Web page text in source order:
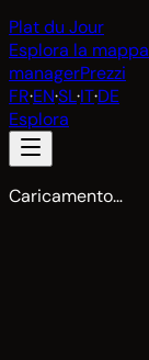
Plat du Jour
Esplora la mappa
managerPrezzi
FR·EN·SL·IT·DE
Esplora
Caricamento…